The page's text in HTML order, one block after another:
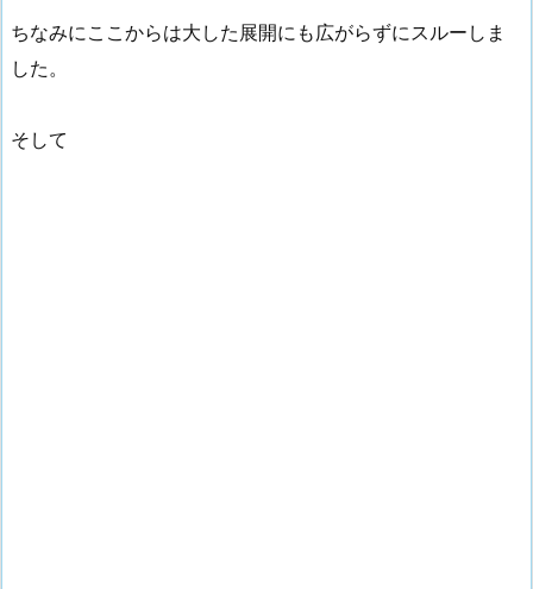
ちなみにここからは大した展開にも広がらずにスルーしま
した。
そして